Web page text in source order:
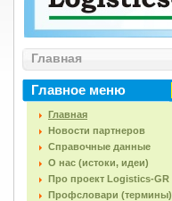
Главная
Главное меню
Главная
Новости партнеров
Справочные данные
О нас (истоки, идеи)
Про проект Logistics-GR
Профсловари (термины)